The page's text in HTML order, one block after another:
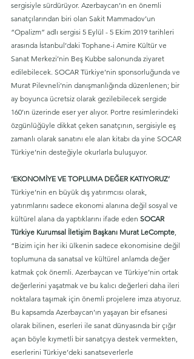
sergisiyle sürdürüyor. Azerbaycan’ın en önemli
sanatçılarından biri olan Sakit Mammadov’un
“Opalizm” adlı sergisi 5 Eylül - 5 Ekim 2019 tarihleri
arasında İstanbul’daki Tophane-i Amire Kültür ve
Sanat Merkezi’nin Beş Kubbe salonunda ziyaret
edilebilecek. SOCAR Türkiye’nin sponsorluğunda ve
Murat Pilevneli’nin danışmanlığında düzenlenen; bir
ay boyunca ücretsiz olarak gezilebilecek sergide
160’ın üzerinde eser yer alıyor. Portre resimlerindeki
özgünlüğüyle dikkat çeken sanatçının, sergisiyle eş
zamanlı olarak sanatını ele alan kitabı da yine SOCAR
Türkiye’nin desteğiyle okurlarla buluşuyor.
‘EKONOMİYE VE TOPLUMA DEĞER KATIYORUZ’
Türkiye’nin en büyük dış yatırımcısı olarak,
yatırımlarını sadece ekonomi alanına değil sosyal ve
kültürel alana da yaptıklarını ifade eden SOCAR
Türkiye Kurumsal İletişim Başkanı Murat LeCompte,
“Bizim için her iki ülkenin sadece ekonomisine değil
toplumuna da sanatsal ve kültürel anlamda değer
katmak çok önemli. Azerbaycan ve Türkiye’nin ortak
değerlerini yaşatmak ve bu kalıcı değerleri daha ileri
noktalara taşımak için önemli projelere imza atıyoruz.
Bu kapsamda Azerbaycan’ın yaşayan bir efsanesi
olarak bilinen, eserleri ile sanat dünyasında bir çığır
açan böyle kıymetli bir sanatçıya destek vermekten,
eserlerini Türkiye’deki sanatseverlerle